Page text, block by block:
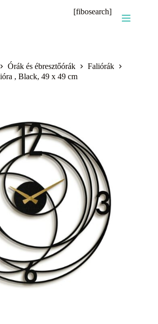
[fibosearch]
Órák és ébresztőórák
Faliórák
, Black, 49 x 49 cm